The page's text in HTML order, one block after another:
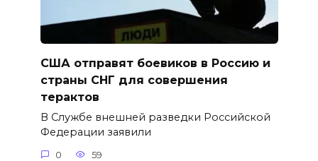
США отправят боевиков в Россию и
страны СНГ для совершения
терактов
В Службе внешней разведки Российской
Федерации заявили
0 59